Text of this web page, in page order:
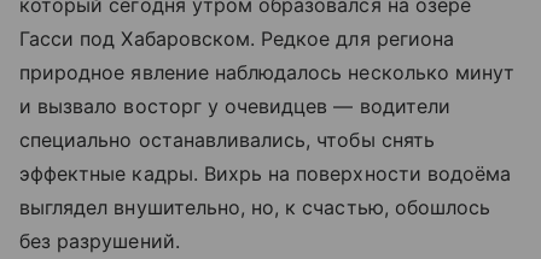
Гасси под Хабаровском. Редкое для региона
природное явление наблюдалось несколько минут
и вызвало восторг у очевидцев — водители
специально останавливались, чтобы снять
эффектные кадры. Вихрь на поверхности водоёма
выглядел внушительно, но, к счастью, обошлось
без разрушений.